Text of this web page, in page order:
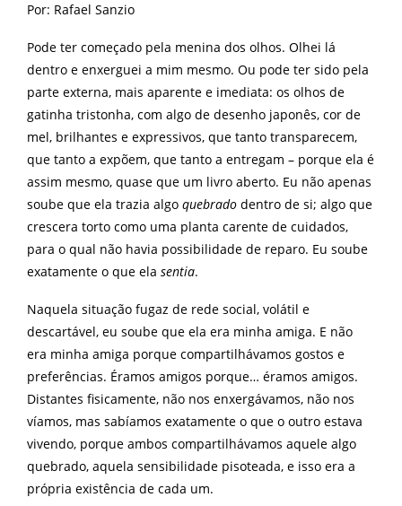
Por: Rafael Sanzio
Pode ter começado pela menina dos olhos. Olhei lá
dentro e enxerguei a mim mesmo. Ou pode ter sido pela
parte externa, mais aparente e imediata: os olhos de
gatinha tristonha, com algo de desenho japonês, cor de
mel, brilhantes e expressivos, que tanto transparecem,
que tanto a expõem, que tanto a entregam – porque ela é
assim mesmo, quase que um livro aberto. Eu não apenas
soube que ela trazia algo quebrado dentro de si; algo que
crescera torto como uma planta carente de cuidados,
para o qual não havia possibilidade de reparo. Eu soube
exatamente o que ela sentia.
Naquela situação fugaz de rede social, volátil e
descartável, eu soube que ela era minha amiga. E não
era minha amiga porque compartilhávamos gostos e
preferências. Éramos amigos porque… éramos amigos.
Distantes fisicamente, não nos enxergávamos, não nos
víamos, mas sabíamos exatamente o que o outro estava
vivendo, porque ambos compartilhávamos aquele algo
quebrado, aquela sensibilidade pisoteada, e isso era a
própria existência de cada um.